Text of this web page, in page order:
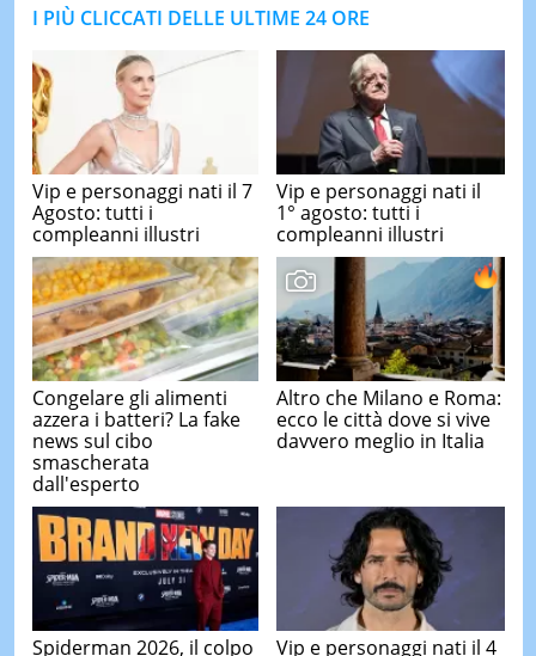
I PIÙ CLICCATI DELLE ULTIME 24 ORE
Vip e personaggi nati il 7
Agosto: tutti i
compleanni illustri
Vip e personaggi nati il
1° agosto: tutti i
compleanni illustri
Congelare gli alimenti
azzera i batteri? La fake
news sul cibo
smascherata
dall'esperto
Altro che Milano e Roma:
ecco le città dove si vive
davvero meglio in Italia
Spiderman 2026, il colpo
Vip e personaggi nati il 4